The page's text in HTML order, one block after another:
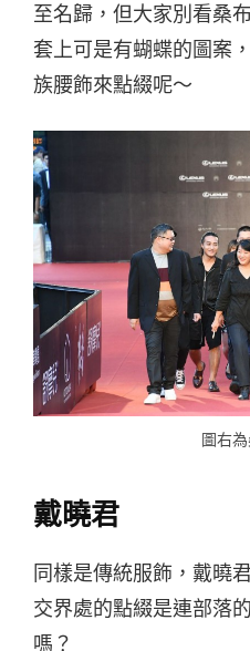
至名歸，但大家別看桑
套上可是有蝴蝶的圖案
族腰飾來點綴呢～
圖右
戴曉君
同樣是傳統服飾，戴曉
交界處的點綴是連部落
嗎？